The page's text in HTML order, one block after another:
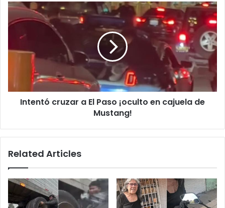
adolescente
Intentó
cruzar
a
Paso
de
Mustang!
Intentó cruzar a El Paso ¡oculto en cajuela de
Mustang!
Related Articles